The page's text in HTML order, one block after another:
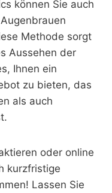
können Sie auch
Methode sorgt
Aussehen der
Ihnen ein
zu bieten, das
als auch
oder online
kurzfristige
Lassen Sie